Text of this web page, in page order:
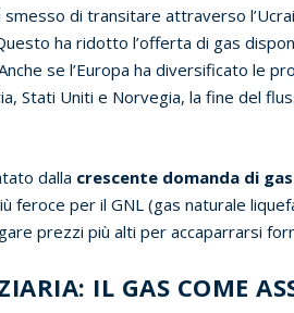
smesso di transitare attraverso
ha ridotto l’offerta di gas
se l’Europa ha diversificato le
Stati Uniti e Norvegia, la fine del
dalla crescente domanda di
feroce per il GNL (gas naturale
prezzi più alti per accaparrarsi
IL GAS COME